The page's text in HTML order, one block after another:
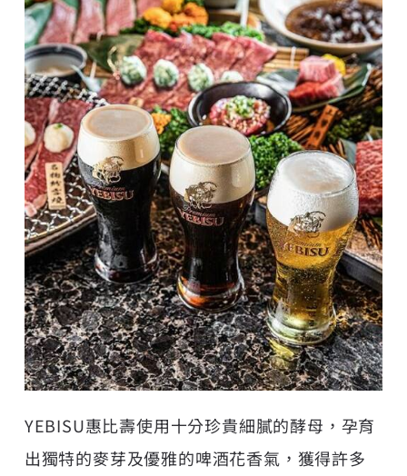
YEBISU惠比壽使用十分珍貴細膩的酵母，孕育
出獨特的麥芽及優雅的啤酒花香氣，獲得許多